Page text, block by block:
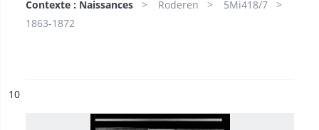
Contexte : Naissances Roderen
5Mi418/7
1863-1872
n°
10